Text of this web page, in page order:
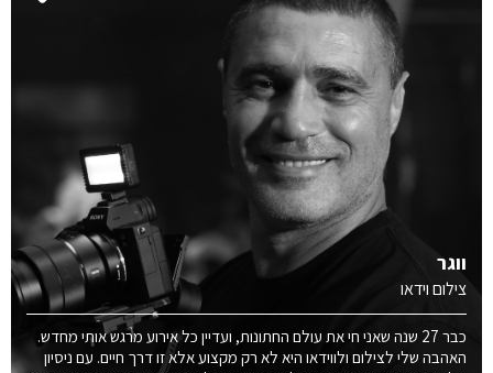
ווגר
צילום וידאו
כבר 27 שנה שאני חי את עולם החתונות, ועדיין כל אירוע מרגש אותי מחדש.
האהבה שלי לצילום ולווידאו היא לא רק מקצוע אלא זו דרך חיים. עם ניסיון